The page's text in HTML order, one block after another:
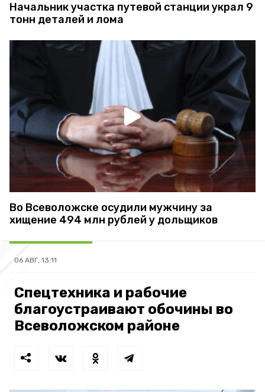
Начальник участка путевой станции украл 9
тонн деталей и лома
Во Всеволожске осудили мужчину за
хищение 494 млн рублей у дольщиков
06 АВГ, 13:11
Спецтехника и рабочие
благоустраивают обочины во
Всеволожском районе